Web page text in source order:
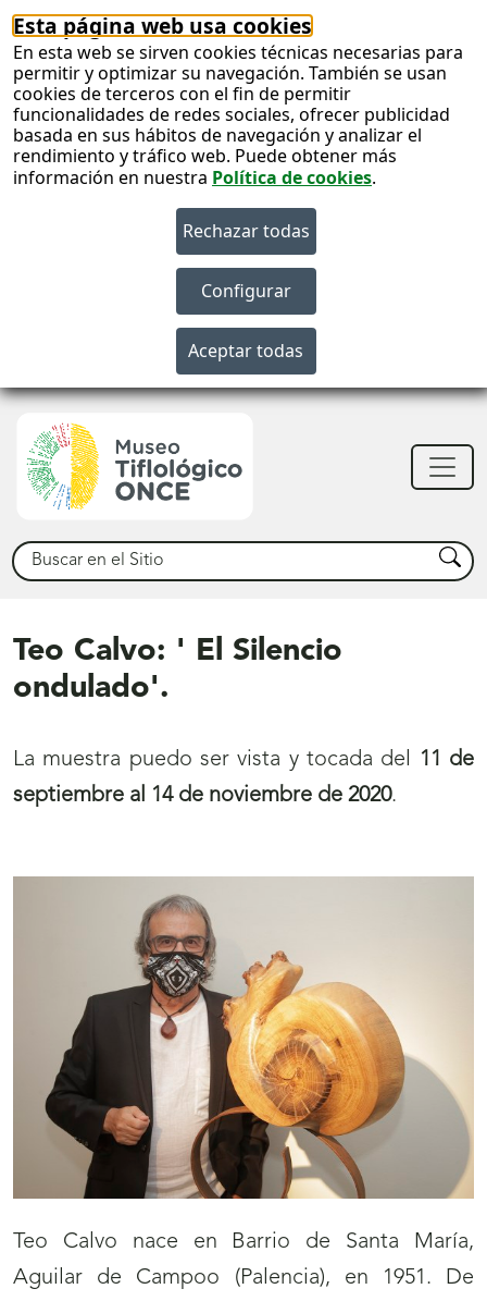
Esta página web usa cookies
En esta web se sirven cookies técnicas necesarias para
permitir y optimizar su navegación. También se usan
cookies de terceros con el fin de permitir
funcionalidades de redes sociales, ofrecer publicidad
basada en sus hábitos de navegación y analizar el
rendimiento y tráfico web. Puede obtener más
información en nuestra Política de cookies.
Buscar Buscar
Teo Calvo: ' El Silencio
ondulado'.
La muestra puedo ser vista y tocada del 11 de
septiembre al 14 de noviembre de 2020.
Teo Calvo nace en Barrio de Santa María,
Aguilar de Campoo (Palencia), en 1951. De